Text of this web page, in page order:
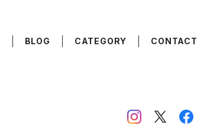
BLOG CATEGORY CONTACT